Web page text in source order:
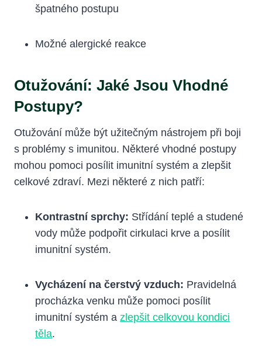
špatného postupu
Možné alergické reakce
Otužování: Jaké Jsou Vhodné
Postupy?
Otužování může být užitečným nástrojem při boji
s problémy s imunitou. Některé vhodné postupy
mohou pomoci posílit imunitní systém a zlepšit
celkové zdraví. Mezi některé z nich patří:
Kontrastní sprchy: Střídání teplé a studené
vody může podpořit cirkulaci krve a posílit
imunitní systém.
Vycházení na čerstvý vzduch: Pravidelná
procházka venku může pomoci posílit
imunitní systém a zlepšit celkovou kondici
těla.